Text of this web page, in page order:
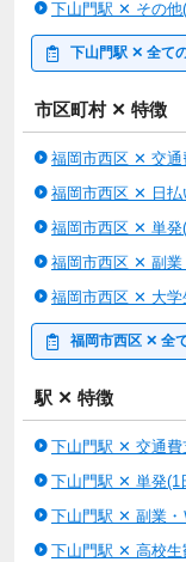
下山門駅 ✕ その他
下山門駅 ✕ 全て
市区町村 ✕ 特徴
福岡市西区 ✕ 交通
福岡市西区 ✕ 日払
福岡市西区 ✕ 単発
福岡市西区 ✕ 副業
福岡市西区 ✕ 大学
福岡市西区 ✕ 全
駅 ✕ 特徴
下山門駅 ✕ 交通費
下山門駅 ✕ 単発(1
下山門駅 ✕ 副業・
下山門駅 ✕ 高校生